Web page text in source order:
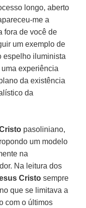
longo, aberto
me a
fora de você de
um exemplo de
espelho iluminista
experiência
da existência
da
pasoliniano,
um modelo
na
Na leitura dos
Cristosempre
que se limitava a
com o últimos